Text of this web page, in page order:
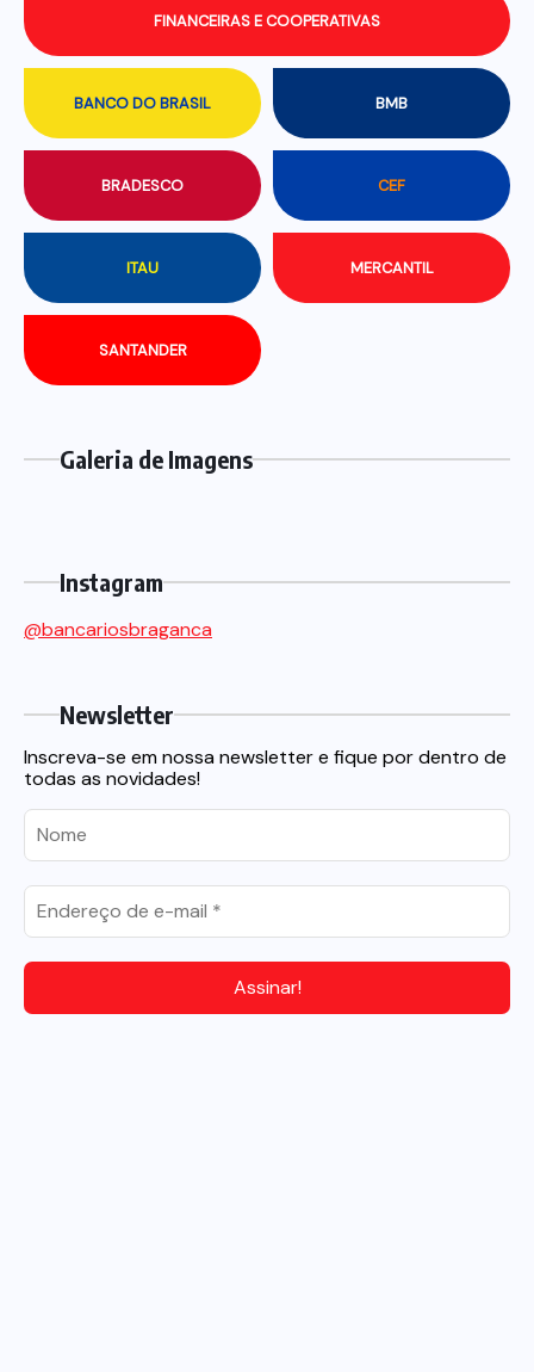
BANCO DO BRASIL BMB
BRADESCO CEF
FINANCEIRAS E COOPERATIVAS
ITAU MERCANTIL
SANTANDER
Galeria de Imagens
Instagram
@bancariosbraganca
Newsletter
Inscreva-se em nossa newsletter e fique por dentro de
todas as novidades!